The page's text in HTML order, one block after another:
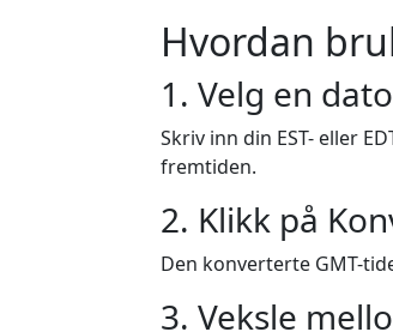
Hvordan
1. Velg en
Skriv inn din EST- eller
fremtiden.
2. Klikk på
Den konverterte GMT-
3. Veksle